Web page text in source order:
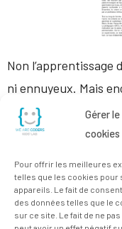
Gérer
cookies
Pour offrir les meilleures
telles que les cookies pour
appareils. Le fait de
des données telles que le
sur ce site. Le fait de ne
Non l’apprentissage
ni ennuyeux. Mais
est sur les starting
monde digital, en
enfants passionnés
bien qu’ils soient